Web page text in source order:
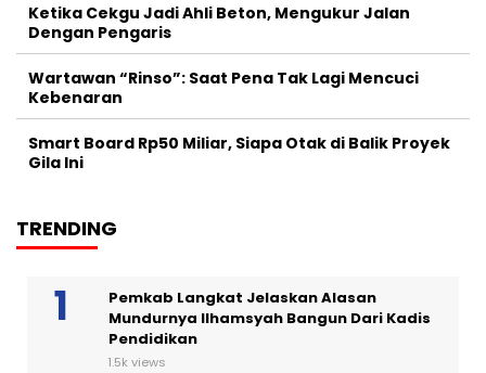
Ketika Cekgu Jadi Ahli Beton, Mengukur Jalan
Dengan Pengaris
Wartawan “Rinso”: Saat Pena Tak Lagi Mencuci
Kebenaran
Smart Board Rp50 Miliar, Siapa Otak di Balik Proyek
Gila Ini
TRENDING
Pemkab Langkat Jelaskan Alasan
Mundurnya Ilhamsyah Bangun Dari Kadis
Pendidikan
1.5k views